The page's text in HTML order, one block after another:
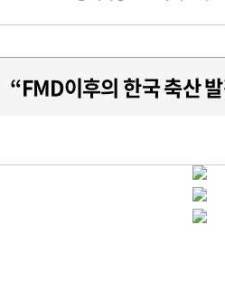
“FMD이후의 한국 축산